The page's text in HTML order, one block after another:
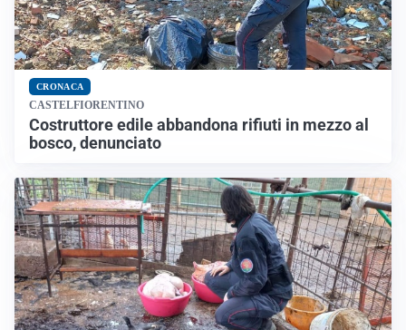
CRONACA
CASTELFIORENTINO
Costruttore edile abbandona rifiuti in mezzo al
bosco, denunciato